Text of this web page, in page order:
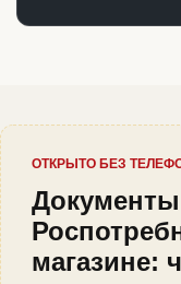
ОТКРЫТО БЕЗ
магазине: